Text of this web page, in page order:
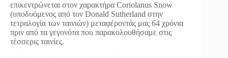
επικεντρώνεται στον χαρακτήρα Coriolanus Snow
(υποδυόμενος από τον Donald Sutherland στην
τετραλογία των ταινιών) μεταφέροντάς μας 64 χρόνια
πριν από τα γεγονότα που παρακολουθήσαμε στις
τέσσερις ταινίες.